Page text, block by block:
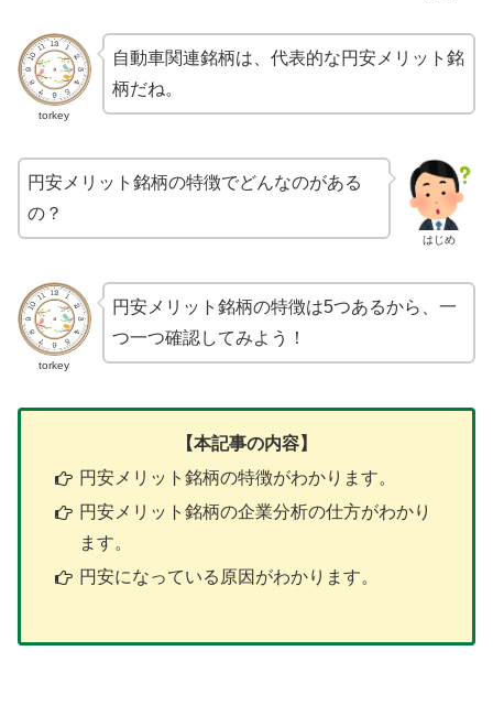
torkey
自動車関連銘柄は、代表的な円安メリット銘
柄だね。
はじめ
円安メリット銘柄の特徴でどんなのがある
の？
torkey
円安メリット銘柄の特徴は5つあるから、一
つ一つ確認してみよう！
【本記事の内容】
円安メリット銘柄の特徴がわかります。
円安メリット銘柄の企業分析の仕方がわかり
ます。
円安になっている原因がわかります。